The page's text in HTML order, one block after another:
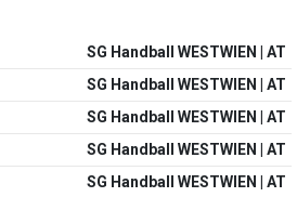
SG Handball WESTWIEN | AT
SG Handball WESTWIEN | AT
SG Handball WESTWIEN | AT
SG Handball WESTWIEN | AT
SG Handball WESTWIEN | AT